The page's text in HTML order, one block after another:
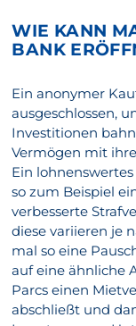
WIE KANN
BANK
Ein anonymer
ausgeschlossen,
Investitionen
Vermögen mit
Ein
so zum Beispiel
verbesserte
diese variieren je
mal so eine
auf eine ähnliche
Parcs einen
abschließt und